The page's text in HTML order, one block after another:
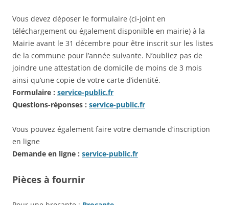
Vous devez déposer le formulaire (ci-joint en
téléchargement ou également disponible en mairie) à la
Mairie avant le 31 décembre pour être inscrit sur les listes
de la commune pour l’année suivante. N’oubliez pas de
joindre une attestation de domicile de moins de 3 mois
ainsi qu’une copie de votre carte d’identité.
Formulaire : service-public.fr
Questions-réponses : service-public.fr
Vous pouvez également faire votre demande d’inscription
en ligne
Demande en ligne : service-public.fr
Pièces à fournir